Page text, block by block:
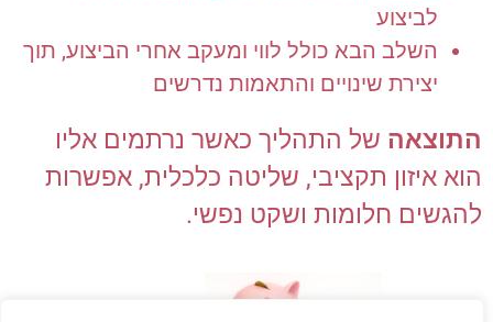
לביצוע
השלב הבא כולל לווי ומעקב אחרי הביצוע, תוך
יצירת שינויים והתאמות נדרשים
התוצאה של התהליך כאשר נרתמים אליו
הוא איזון תקציבי, שליטה כלכלית, אפשרות
להגשים חלומות ושקט נפשי.